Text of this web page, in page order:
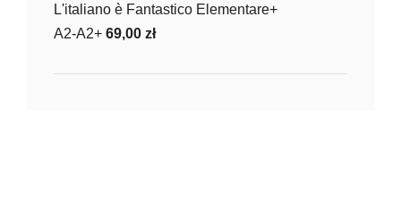
L'italiano è Fantastico Elementare+
A2-A2+ 69,00 zł